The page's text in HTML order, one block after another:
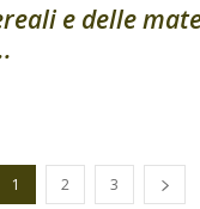
e delle
1 2 3